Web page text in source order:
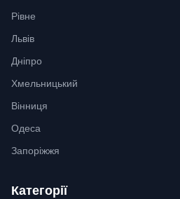
Рівне
Львів
Дніпро
Хмельницький
Вінниця
Одеса
Запоріжжя
Категорії